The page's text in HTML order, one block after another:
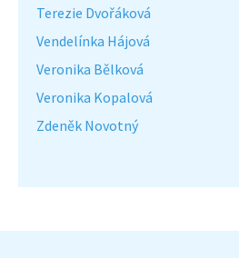
Terezie Dvořáková
Vendelínka Hájová
Veronika Bělková
Veronika Kopalová
Zdeněk Novotný